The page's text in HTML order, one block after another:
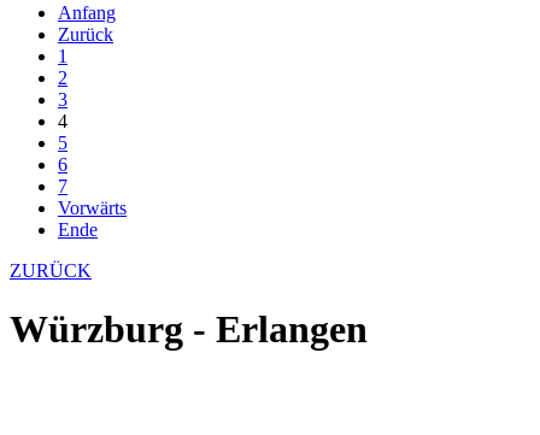
Anfang
Zurück
1
2
3
4
5
6
7
Vorwärts
Ende
ZURÜCK
Würzburg - Erlangen